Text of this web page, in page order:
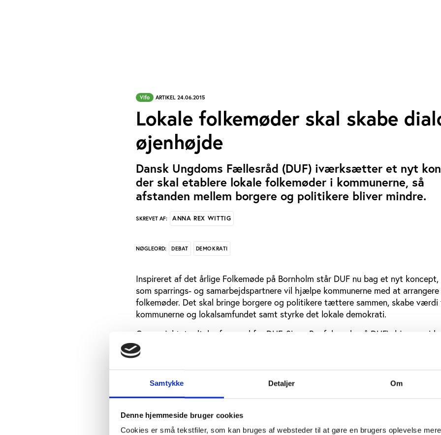
Samtykke Detaljer Om
Denne hjemmeside bruger cookies
Cookies er små tekstfiler, som kan bruges af websteder til at gøre en brugers oplevelse mere
Vifo ARTIKEL 24.06.2015
Lokale folkemøder skal skabe
øjenhøjde
Dansk Ungdoms Fællesråd (DUF) iværksætter et nyt
der skal etablere lokale folkemøder i kommunerne, så
afstanden mellem borgere og politikere bliver mindre.
SKREVET AF: ANNA REX WITTIG
NØGLEORD: DEBAT DEMOKRATI
Inspireret af det årlige Folkemøde på Bornholm står DUF nu bag et nyt
som sparrings- og samarbejdspartnere vil hjælpe kommunerne med at
folkemøder. Det skal bringe borgere og politikere tættere sammen, skabe værdi
kommunerne og lokalsamfundet samt styrke det lokale demokrati.
Om projektet udtaler formand for DUF, Signe Bo, følgende på DUF’s hjemmeside:
”Det direkte fysiske møde mellem borgere og politikere til et årligt lokalt
Der er fokus på, at alle skal have mulighed for at deltage ved de lokale
og ældre.